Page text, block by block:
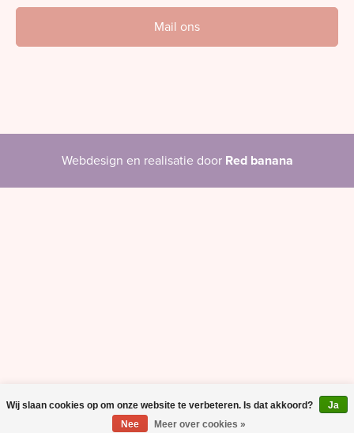
Mail ons
Webdesign en realisatie door Red banana
Wij slaan cookies op om onze website te verbeteren. Is dat akkoord?
Ja
Nee
Meer over cookies »